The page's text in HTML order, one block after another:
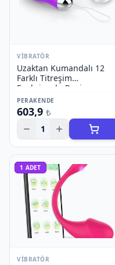
VIBRATÖR
Uzaktan Kumandalı 12
Farklı Titreşim
Fonksiyonlu Penis
Görünümlü Vibratör
PERAKENDE
603,9 ₺
1
1 ADET
VIBRATÖR